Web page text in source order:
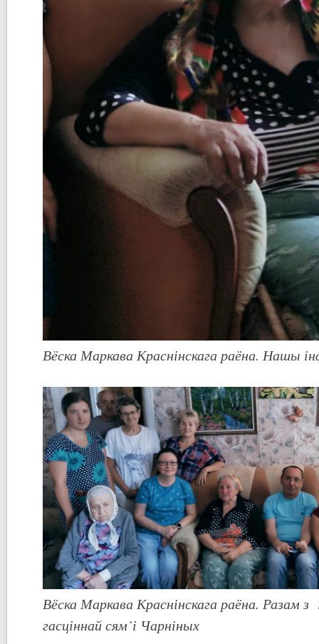
Вёска Маркава Краснінскага раёна. Нашы
Вёска Маркава Краснінскага раёна. Разам
гасціннай сям’і Чарніных